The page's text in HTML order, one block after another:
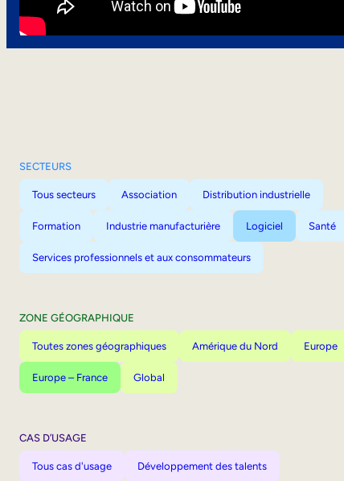
SECTEURS
Tous secteurs Association Distribution industrielle
Formation Industrie manufacturière Logiciel Santé
Services professionnels et aux consommateurs
ZONE GÉOGRAPHIQUE
Toutes zones géographiques Amérique du Nord Europe
Europe – France Global
CAS D’USAGE
Tous cas d'usage Développement des talents